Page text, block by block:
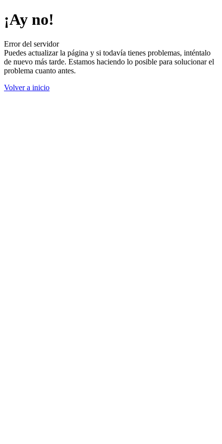
¡Ay no!
Error del servidor
Puedes actualizar la página y si todavía tienes problemas, inténtalo
de nuevo más tarde. Estamos haciendo lo posible para solucionar el
problema cuanto antes.
Volver a inicio